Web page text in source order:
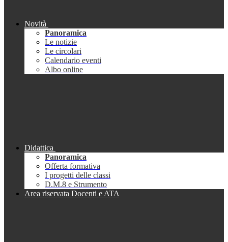
Novità
Panoramica
Le notizie
Le circolari
Calendario eventi
Albo online
Didattica
Panoramica
Offerta formativa
I progetti delle classi
D.M.8 e Strumento
Area riservata Docenti e ATA